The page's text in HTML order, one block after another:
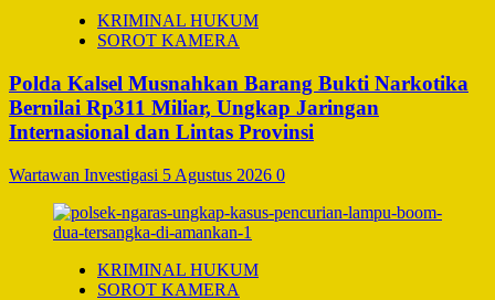
KRIMINAL HUKUM
SOROT KAMERA
Polda Kalsel Musnahkan Barang Bukti Narkotika
Bernilai Rp311 Miliar, Ungkap Jaringan
Internasional dan Lintas Provinsi
Wartawan Investigasi 5 Agustus 2026 0
KRIMINAL HUKUM
SOROT KAMERA